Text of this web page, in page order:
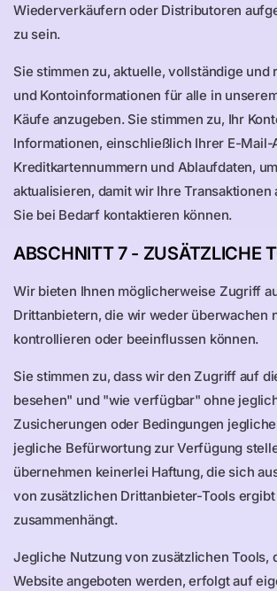
Wiederverkäufern oder Distributoren
zu sein.
Sie stimmen zu, aktuelle, vollständige und
und Kontoinformationen für alle in
Käufe anzugeben. Sie stimmen zu, Ihr
Informationen, einschließlich Ihrer E-Mail-
Kreditkartennummern und Ablaufdaten,
aktualisieren, damit wir Ihre Transaktionen
Sie bei Bedarf kontaktieren können.
ABSCHNITT 7 - ZUSÄTZLICHE
Wir bieten Ihnen möglicherweise Zugriff
Drittanbietern, die wir weder überwachen
kontrollieren oder beeinflussen können.
Sie stimmen zu, dass wir den Zugriff auf
besehen" und "wie verfügbar" ohne
Zusicherungen oder Bedingungen
jegliche Befürwortung zur Verfügung
übernehmen keinerlei Haftung, die sich
von zusätzlichen Drittanbieter-Tools
zusammenhängt.
Jegliche Nutzung von zusätzlichen Tools,
Website angeboten werden, erfolgt auf